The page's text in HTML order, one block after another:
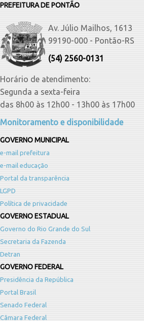
PREFEITURA DE PONTÃO
Av. Júlio Mailhos, 1613
99190-000 - Pontão-RS
(54) 2560-0131
Horário de atendimento:
Segunda a sexta-feira
das 8h00 às 12h00 - 13h00 às 17h00
Monitoramento e disponibilidade
GOVERNO MUNICIPAL
e-mail prefeitura
e-mail educação
Portal da transparência
LGPD
Política de privacidade
GOVERNO ESTADUAL
Governo do Rio Grande do Sul
Secretaria da Fazenda
Detran
GOVERNO FEDERAL
Presidência da República
Portal Brasil
Senado Federal
Câmara Federal